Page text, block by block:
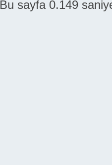
Bu sayfa 0.149